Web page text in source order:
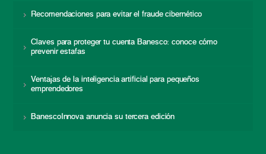
Recomendaciones para evitar el fraude cibernético
Claves para proteger tu cuenta Banesco: conoce cómo
prevenir estafas
Ventajas de la inteligencia artificial para pequeños
emprendedores
BanescoInnova anuncia su tercera edición